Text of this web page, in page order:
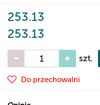
253.13
253.13
szt.
Do przechowalni